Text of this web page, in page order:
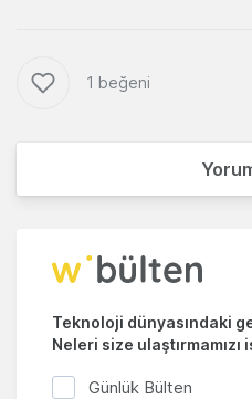
1 beğeni
Teknoloji dünyasındaki
Neleri size ulaştırmamızı
Günlük Bülten